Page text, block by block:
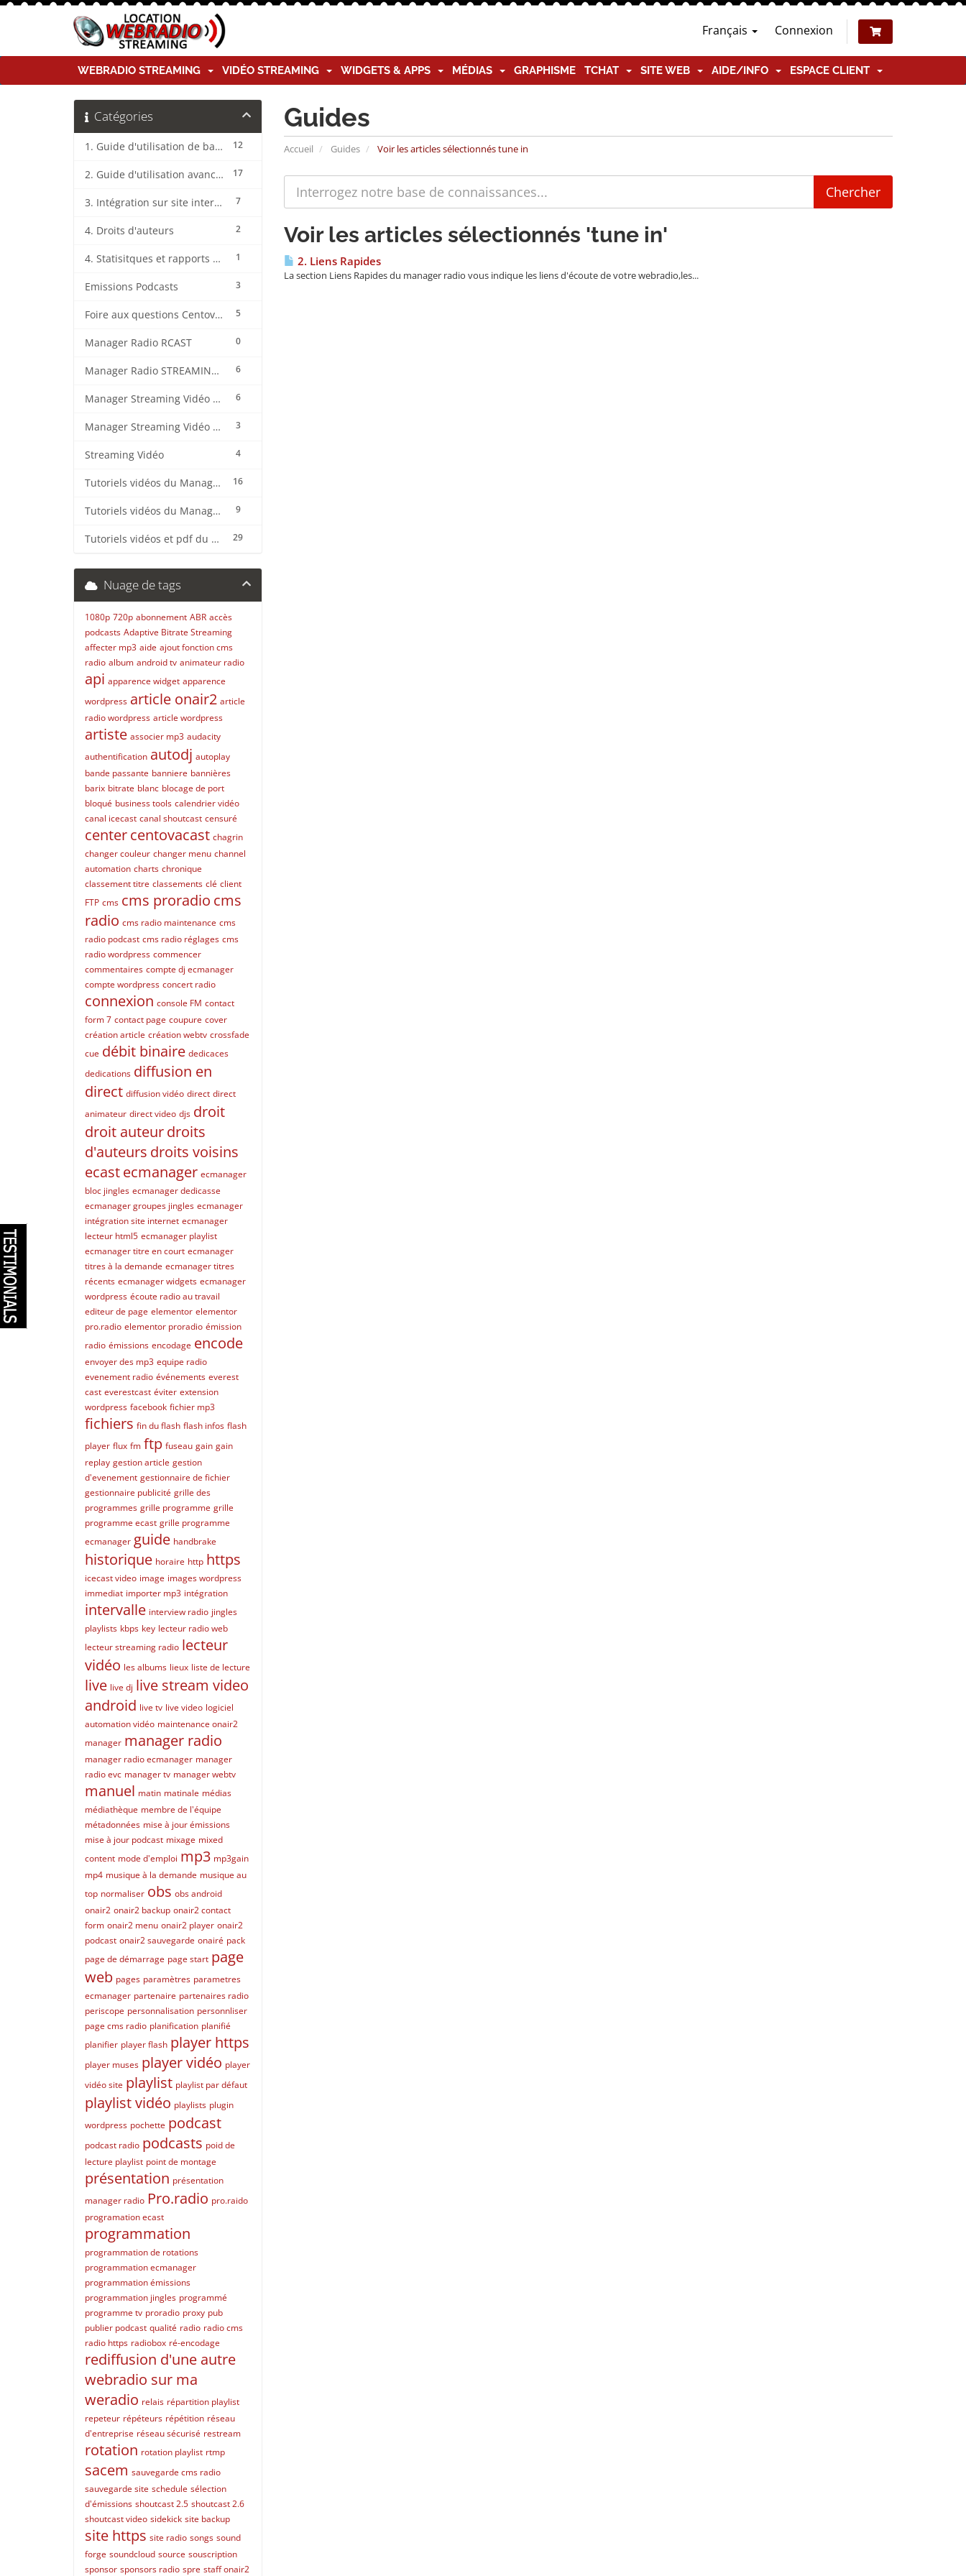
Français Connexion
WEBRADIO STREAMING VIDÉO STREAMING WIDGETS & APPS MÉDIAS GRAPHISME TCHAT SITE WEB AIDE/INFO ESPACE CLIENT
Guides
Accueil Guides Voir les articles sélectionnés tune in
Catégories
12
1. Guide d'utilisation de base CentovaCast
17
2. Guide d'utilisation avancée CentovaCast
7
3. Intégration sur site internet CentovaCast
2
4. Droits d'auteurs
1
4. Statisitques et rapports CentovaCast
3
Emissions Podcasts
5
Foire aux questions CentovaCast
0
Manager Radio RCAST
6
Manager Radio STREAMING CENTER
6
Manager Streaming Vidéo TVMCP
3
Manager Streaming Vidéo VDO
4
Streaming Vidéo
16
Tutoriels vidéos du Manager Radio CentovaCast
9
Tutoriels vidéos du Manager Radio STREAMING CENTER
29
Tutoriels vidéos et pdf du CMS Radio Wordpress + OnAir2/Pro.Radio
Voir les articles sélectionnés 'tune in'
2. Liens Rapides
La section Liens Rapides du manager radio vous indique les liens d'écoute de votre webradio,les...
Nuage de tags
1080p 720p abonnement ABR accès
podcasts Adaptive Bitrate Streaming
affecter mp3 aide ajout fonction cms
radio album android tv animateur radio
api apparence widget apparence
wordpress article onair2 article
radio wordpress article wordpress
artiste associer mp3 audacity
authentification autodj autoplay
bande passante banniere bannières
barix bitrate blanc blocage de port
bloqué business tools calendrier vidéo
canal icecast canal shoutcast censuré
centercentovacast chagrin
changer couleur changer menu channel
automation charts chronique
classement titre classements clé client
FTP cms cms proradio cms
radio cms radio maintenance cms
radio podcast cms radio réglages cms
radio wordpress commencer
commentaires compte dj ecmanager
compte wordpress concert radio
connexion console FM contact
form 7 contact page coupure cover
création article création webtv crossfade
cue débit binaire dedicaces
dedications diffusion en
direct diffusion vidéo direct direct
animateur direct video djs droit
droit auteurdroits
d'auteurs droits voisins
ecastecmanager ecmanager
bloc jingles ecmanager dedicasse
ecmanager groupes jingles ecmanager
intégration site internet ecmanager
lecteur html5 ecmanager playlist
ecmanager titre en court ecmanager
titres à la demande ecmanager titres
récents ecmanager widgets ecmanager
wordpress écoute radio au travail
editeur de page elementor elementor
pro.radio elementor proradio émission
radio émissions encodage encode
envoyer des mp3 equipe radio
evenement radio événements everest
cast everestcast éviter extension
wordpress facebook fichier mp3
fichiers fin du flash flash infos flash
player flux fm ftp fuseau gain gain
replay gestion article gestion
d'evenement gestionnaire de fichier
gestionnaire publicité grille des
programmes grille programme grille
programme ecast grille programme
ecmanager guide handbrake
historique horaire http https
icecast video image images wordpress
immediat importer mp3 intégration
intervalle interview radio jingles
playlists kbps key lecteur radio web
lecteur streaming radio lecteur
vidéo les albums lieux liste de lecture
live live dj live stream video
android live tv live video logiciel
automation vidéo maintenance onair2
manager manager radio
manager radio ecmanager manager
radio evc manager tv manager webtv
manuel matin matinale médias
médiathèque membre de l'équipe
métadonnées mise à jour émissions
mise à jour podcast mixage mixed
content mode d'emploi mp3 mp3gain
mp4 musique à la demande musique au
top normaliser obs obs android
onair2 onair2 backup onair2 contact
form onair2 menu onair2 player onair2
podcast onair2 sauvegarde onairé pack
page de démarrage page start page
web pages paramètres parametres
ecmanager partenaire partenaires radio
periscope personnalisation personnliser
page cms radio planification planifié
planifier player flash player https
player muses player vidéo player
vidéo site playlist playlist par défaut
playlist vidéo playlists plugin
wordpress pochette podcast
podcast radio podcasts poid de
lecture playlist point de montage
présentation présentation
manager radio Pro.radio pro.raido
programation ecast
programmation
programmation de rotations
programmation ecmanager
programmation émissions
programmation jingles programmé
programme tv proradio proxy pub
publier podcast qualité radio radio cms
radio https radiobox ré-encodage
rediffusion d'une autre
webradio sur ma
weradio relais répartition playlist
repeteur répéteurs répétition réseau
d'entreprise réseau sécurisé restream
rotation rotation playlist rtmp
sacem sauvegarde cms radio
sauvegarde site schedule sélection
d'émissions shoutcast 2.5 shoutcast 2.6
shoutcast video sidekick site backup
site https site radio songs sound
forge soundcloud source souscription
sponsor sponsors radio spre staff onair2